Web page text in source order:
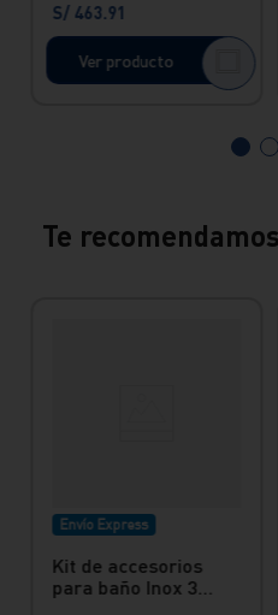
S/ 463.91
Ver producto
Te
Envío Express
Kit de accesorios
para baño Inox 3